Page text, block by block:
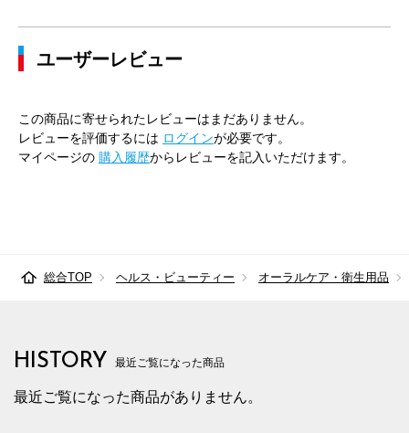
ユーザーレビュー
この商品に寄せられたレビューはまだありません。
レビューを評価するには ログインが必要です。
マイページの 購入履歴からレビューを記入いただけます。
総合TOP ヘルス・ビューティー オーラルケア・衛生用品
HISTORY 最近ご覧になった商品
最近ご覧になった商品がありません。